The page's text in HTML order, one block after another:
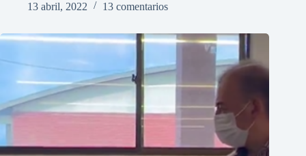
13 abril, 2022
13 comentarios